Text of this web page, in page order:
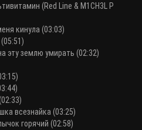
(Red Line & M1CH3L P
кинула (03:03)
эту землю умирать (02:32)
всезнайка (03:25)
горячий (02:58)